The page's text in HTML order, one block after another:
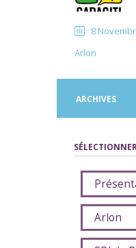
8
Arlon
ARCHIVES
Archives
Arlon